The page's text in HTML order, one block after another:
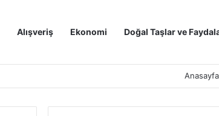
Alışveriş Ekonomi Doğal Taşlar ve
Anasayfa